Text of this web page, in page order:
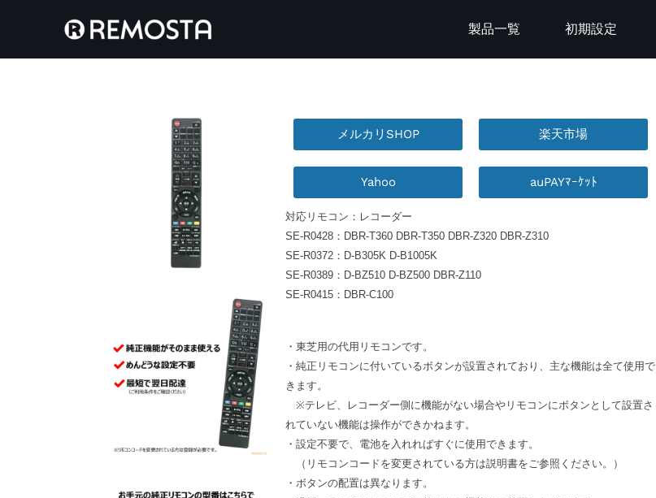
製品一覧 初期設定
メルカリSHOP 楽天市場
Yahoo auPAYﾏｰｹｯﾄ
対応リモコン：レコーダー
SE-R0428：DBR-T360 DBR-T350 DBR-Z320 DBR-Z310
SE-R0372：D-B305K D-B1005K
SE-R0389：D-BZ510 D-BZ500 DBR-Z110
SE-R0415：DBR-C100
・東芝用の代用リモコンです。
・純正リモコンに付いているボタンが設置されており、主な機能は全て使用で
きます。
※テレビ、レコーダー側に機能がない場合やリモコンにボタンとして設置さ
れていない機能は操作ができかねます。
・設定不要で、電池を入れればすぐに使用できます。
（リモコンコードを変更されている方は説明書をご参照ください。）
・ボタンの配置は異なります。